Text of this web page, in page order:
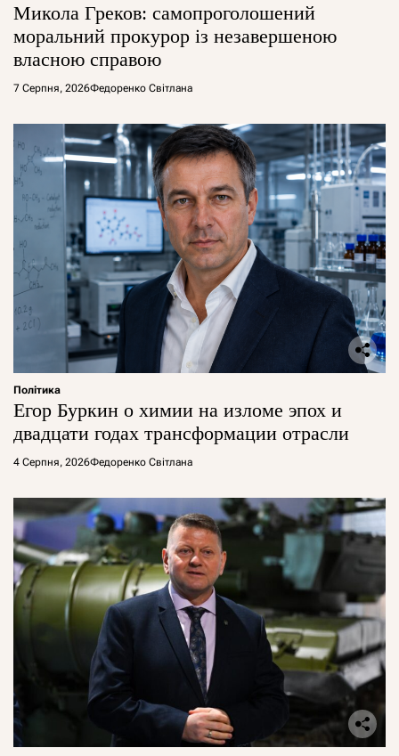
Микола Греков: самопроголошений
моральний прокурор із незавершеною
власною справою
7 Серпня, 2026Федоренко Світлана
Політика
Егор Буркин о химии на изломе эпох и
двадцати годах трансформации отрасли
4 Серпня, 2026Федоренко Світлана